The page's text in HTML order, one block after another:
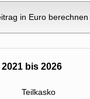
in Euro berechnen
bis 2026
Teilkasko